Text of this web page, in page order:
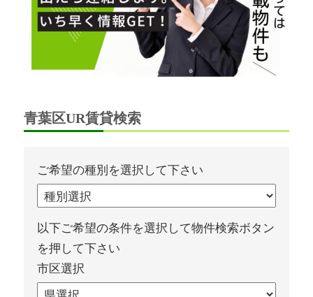
青葉区UR賃貸検索
ご希望の種別を選択して下さい
以下ご希望の条件を選択して物件検索ボタン
を押して下さい
市区選択